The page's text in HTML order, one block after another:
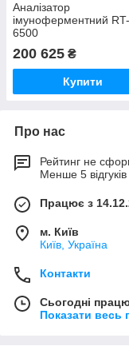
Аналізатор
імуноферментний RT-
6500
200 625 ₴
Купити
Про нас
Рейтинг не
Менше 5 відгуків
Працює з
м. Київ
Київ, Україна
Контакти
Сьогодні
Показати весь